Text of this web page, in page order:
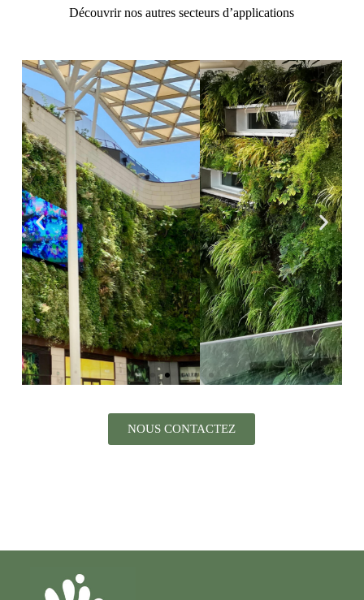
Découvrir nos autres secteurs d’applications
Conception, fabrication, installation et
NOUS CONTACTEZ